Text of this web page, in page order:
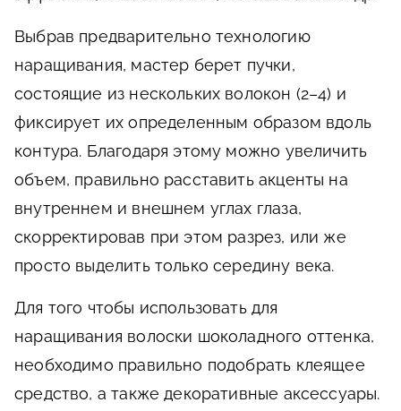
Выбрав предварительно технологию
наращивания, мастер берет пучки,
состоящие из нескольких волокон (2–4) и
фиксирует их определенным образом вдоль
контура. Благодаря этому можно увеличить
объем, правильно расставить акценты на
внутреннем и внешнем углах глаза,
скорректировав при этом разрез, или же
просто выделить только середину века.
Для того чтобы использовать для
наращивания волоски шоколадного оттенка,
необходимо правильно подобрать клеящее
средство, а также декоративные аксессуары.